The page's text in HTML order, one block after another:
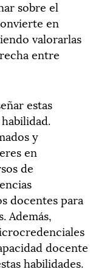
sobre el
en
valorarlas
entre
estas
y
en
de
docentes para
Además,
docente
habilidades.